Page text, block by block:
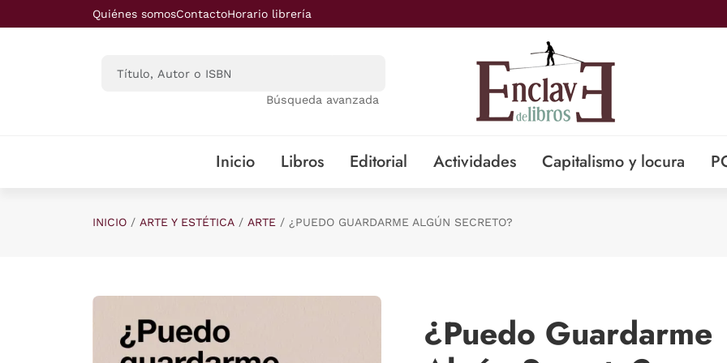
Saltar al contenido principal
Quiénes somosContactoHorario librería
Búsqueda avanzada
Inicio Libros Editorial Actividades Capitalismo y locura
INICIO ARTE Y ESTÉTICA ARTE ¿PUEDO GUARDARME ALGÚN SECRETO?
¿Puedo Guardarme